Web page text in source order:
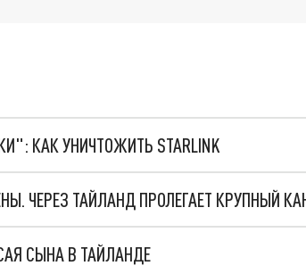
КАК УНИЧТОЖИТЬ STARLINK
СЫНА В ТАЙЛАНДЕ